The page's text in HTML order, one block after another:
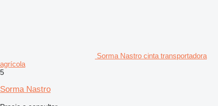
Sorma Nastro cinta transportadora
agrícola
5
Sorma Nastro